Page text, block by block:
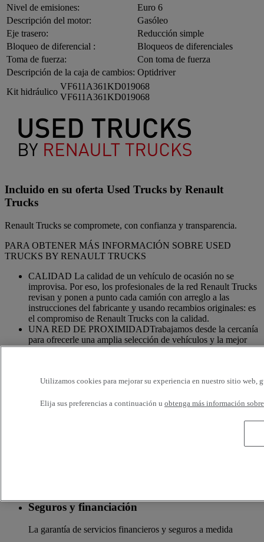
Nivel de emisiones:
Euro 6
Descripción del motor:
Gasóleo
Eje trasero:
Reducción simple
Bloqueo de diferencial :
Bloqueos de diferenciales
Toma de fuerza:
Con toma de fuerza
Descripción de la caja de cambios: Optidriver
Kit hidráulico
VF611A361KD019068
VF611A361KD019068
Incluido en su oferta Used Trucks by Renault
Trucks
Renault Trucks se compromete, con confianza y transparencia.
PARA OBTENER MÁS INFORMACIÓN SOBRE USED
TRUCKS BY RENAULT TRUCKS
CALIDAD La calidad de un vehículo de ocasión no se
improvisa. Por eso, los profesionales de la red Renault Trucks
revisan y ponen a punto cada camión con arreglo a las
instrucciones del fabricante y usando recambios originales: es
el compromiso de Renault Trucks con la calidad.
UNA RED DE PROXIMIDADTrabajamos desde la cercanía
para ofrecerle una amplia selección de vehículos y la mejor
calidad de servicio. Sus camiones se beneficiarán de un
en el camión. Por eso, su vehículo se puede beneficiar de un
necesidades de su actividad: financiación, seguros, garantía,
Seguros y financiación
La garantía de servicios financieros y seguros a medida
Utilizamos cookies para mejorar su experiencia en nuestro sitio web,
Elija sus preferencias a continuación u obtenga más información